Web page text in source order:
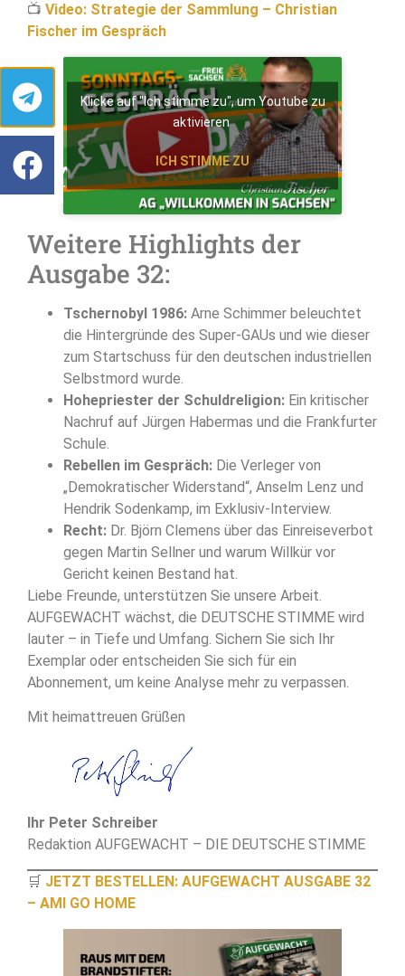
📺 Video: Strategie der Sammlung – Christian
Fischer im Gespräch
Klicke auf "Ich stimme zu", um Youtube zu
aktivieren
ICH STIMME ZU
Weitere Highlights der
Ausgabe 32:
Tschernobyl 1986: Arne Schimmer beleuchtet
die Hintergründe des Super-GAUs und wie dieser
zum Startschuss für den deutschen industriellen
Selbstmord wurde.
Hohepriester der Schuldreligion: Ein kritischer
Nachruf auf Jürgen Habermas und die Frankfurter
Schule.
Rebellen im Gespräch: Die Verleger von
„Demokratischer Widerstand“, Anselm Lenz und
Hendrik Sodenkamp, im Exklusiv-Interview.
Recht: Dr. Björn Clemens über das Einreiseverbot
gegen Martin Sellner und warum Willkür vor
Gericht keinen Bestand hat.
Liebe Freunde, unterstützen Sie unsere Arbeit.
AUFGEWACHT wächst, die DEUTSCHE STIMME wird
lauter – in Tiefe und Umfang. Sichern Sie sich Ihr
Exemplar oder entscheiden Sie sich für ein
Abonnement, um keine Analyse mehr zu verpassen.
Mit heimattreuen Grüßen
Ihr Peter Schreiber
Redaktion AUFGEWACHT – DIE DEUTSCHE STIMME
🛒 JETZT BESTELLEN: AUFGEWACHT AUSGABE 32
– AMI GO HOME